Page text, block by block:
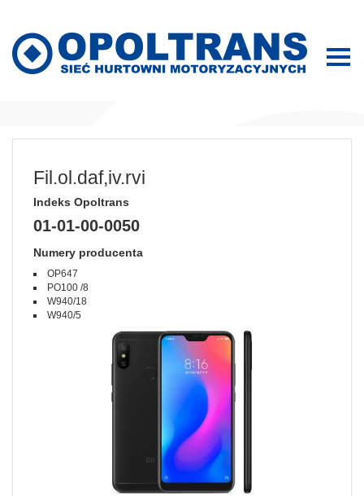
Fil.ol.daf,iv.rvi
Indeks Opoltrans
01-01-00-0050
Numery producenta
OP647
PO100 /8
W940/18
W940/5